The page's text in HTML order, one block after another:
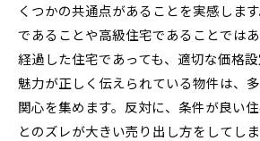
くつかの共通点があることを実感しま
であることや高級住宅であることでは
経過した住宅であっても、適切な価格
魅力が正しく伝えられている物件は、
関心を集めます。反対に、条件が良い
とのズレが大きい売り出し方をしてし